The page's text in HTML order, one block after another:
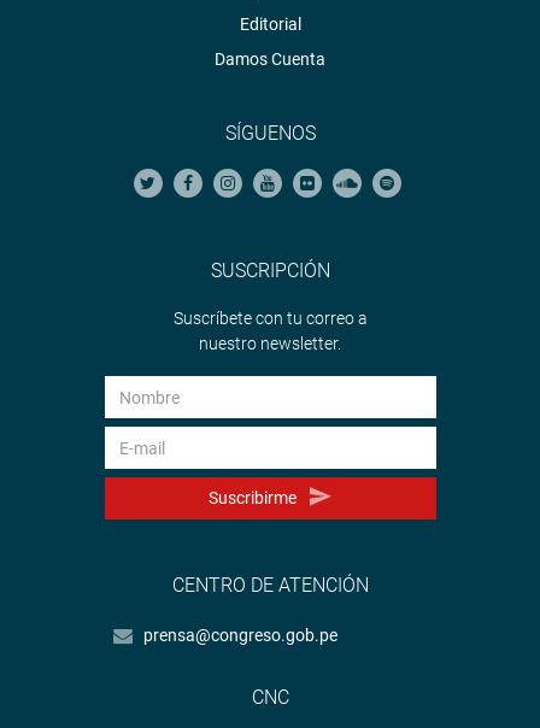
Editorial
Damos Cuenta
SÍGUENOS
SUSCRIPCIÓN
Suscríbete con tu correo a
nuestro newsletter.
Suscribirme
CENTRO DE ATENCIÓN
prensa@congreso.gob.pe
CNC